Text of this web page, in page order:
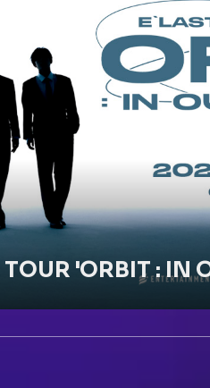
'ORBIT : IN